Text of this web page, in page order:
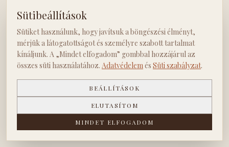
Sütibeállítások
Sütiket használunk, hogy javítsuk a böngészési élményt,
mérjük a látogatottságot és személyre szabott tartalmat
kínáljunk. A „Mindet elfogadom” gombbal hozzájárul az
összes süti használatához. Adatvédelemés Süti szabályzat.
BEÁLLÍTÁSOK
ELUTASÍTOM
MINDET ELFOGADOM